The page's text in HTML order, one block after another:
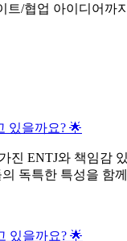
트/협업 아이디어까
있을까요? 🌟
진 ENTJ와 책임감
독특한 특성을 함께
있을까요? 🌟